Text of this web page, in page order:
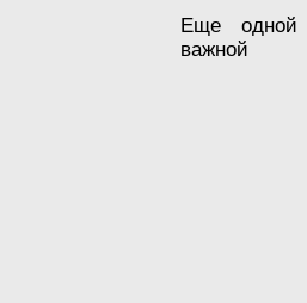
Еще одной
важной